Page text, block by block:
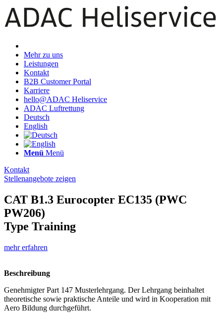
Mehr zu uns
Leistungen
Kontakt
B2B Customer Portal
Karriere
hello@ADAC Heliservice
ADAC Luftrettung
Deutsch
English
Menü Menü
Kontakt
Stellenangebote zeigen
CAT B1.3 Eurocopter EC135 (PWC
PW206)
Type Training
mehr erfahren
Beschreibung
Genehmigter Part 147 Musterlehrgang. Der Lehrgang beinhaltet
theoretische sowie praktische Anteile und wird in Kooperation mit
Aero Bildung durchgeführt.